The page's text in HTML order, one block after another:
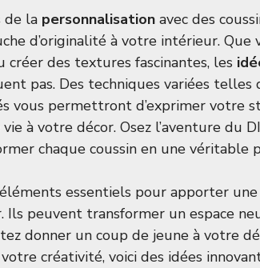
de la personnalisation avec des
d’originalité à votre intérieur. Que
créer des textures fascinantes, les
pas. Des techniques variées telles
vous permettront d’exprimer votre
à votre décor. Osez l’aventure du
chaque coussin en une véritable
essentiels pour apporter
Ils peuvent transformer un espace
donner un coup de jeune à votre
créativité, voici des idées